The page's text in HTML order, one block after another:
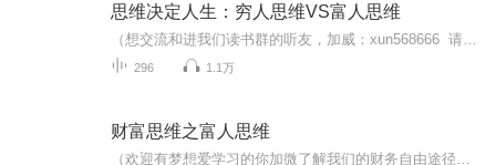
思维决定人生：穷人思维VS富人思维
296 1.1万
财富思维之富人思维